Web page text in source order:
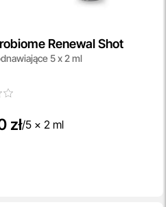
Renewal Shot
5 x 2 ml
zł/5 x 2 ml